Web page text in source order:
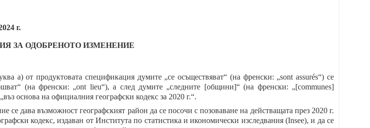
г.
ЗА ОДОБРЕНОТО ИЗМЕНЕНИЕ
а) от продуктовата спецификация думите „се осъществяват“ (на френски: „sont assurés“) се
(на френски: „ont lieu“), а след думите „следните [общини]“ (на френски: „[communes]
основа на официалния географски кодекс за 2020 г.“.
се дава възможност географският район да се посочи с позоваване на действащата през 2020 г.
кодекс, издаван от Института по статистика и икономически изследвания (Insee), и да се